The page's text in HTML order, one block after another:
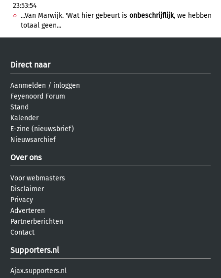
23:53:54
...Van Marwijk. 'Wat hier gebeurt is onbeschrijflijk, we hebben
totaal geen...
Direct naar
Aanmelden / inloggen
Feyenoord Forum
Stand
Kalender
E-zine (nieuwsbrief)
Nieuwsarchief
Over ons
Voor webmasters
Disclaimer
Privacy
Adverteren
Partnerberichten
Contact
Supporters.nl
Ajax.supporters.nl